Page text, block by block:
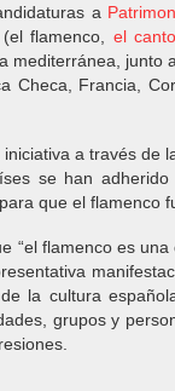
a
flamenco, el
junto
Checa, Francia,
a través de
se han
que el flamenco
“el flamenco es
la cultura
grupos y